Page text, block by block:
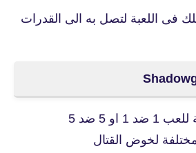
فى اللعبة لتصل به الى القدرات
1 او 5 ضد 5
لخوض القتال